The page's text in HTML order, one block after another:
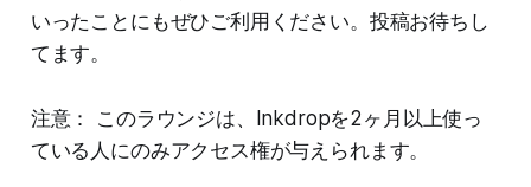
いったことにもぜひご利用ください。投稿お待ちし
てます。
注意： このラウンジは、Inkdropを2ヶ月以上使っ
ている人にのみアクセス権が与えられます。